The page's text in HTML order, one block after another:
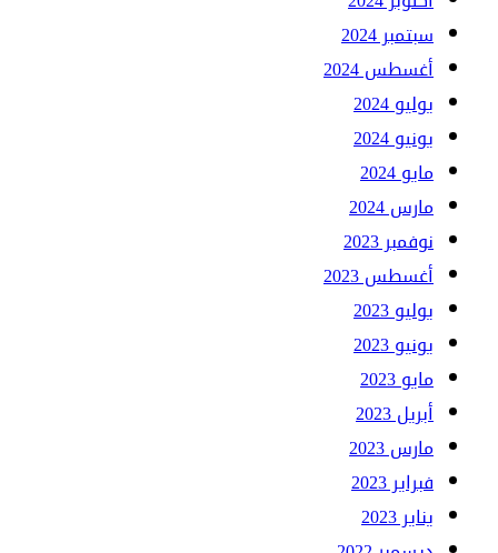
سبتمبر 2024
أغسطس 2024
يوليو 2024
يونيو 2024
مايو 2024
مارس 2024
نوفمبر 2023
أغسطس 2023
يوليو 2023
يونيو 2023
مايو 2023
أبريل 2023
مارس 2023
فبراير 2023
يناير 2023